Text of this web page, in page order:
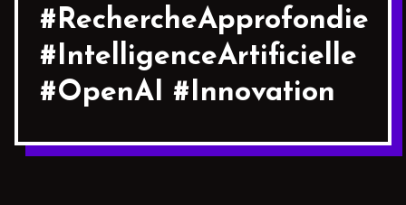
#RechercheApprofondie
#IntelligenceArtificielle
#OpenAI #Innovation